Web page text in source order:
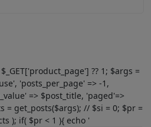
?? 1; $args =
'posts_per_page' => -1,
=> $post_title, 'paged'=>
= get_posts($args); // $si = 0; $pr =
); if( $pr < 1 ){ echo '